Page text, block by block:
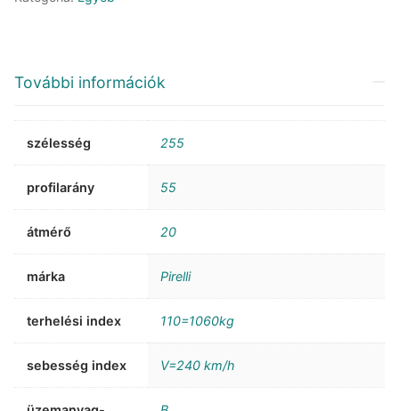
További információk
szélesség 255
profilarány 55
átmérő 20
márka Pirelli
terhelési index 110=1060kg
sebesség index V=240 km/h